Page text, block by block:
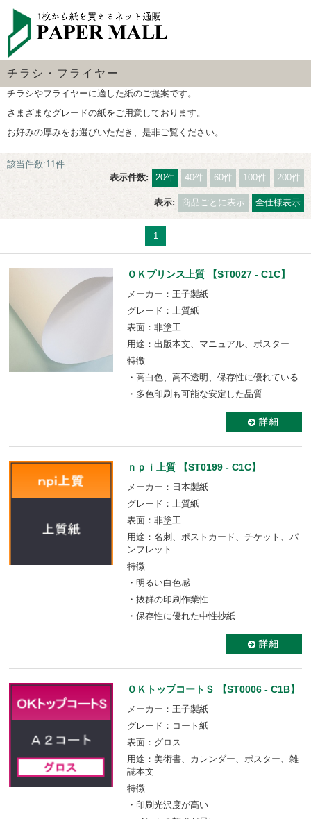
チラシ・フライヤー
チラシやフライヤーに適した紙のご提案です。
さまざまなグレードの紙をご用意しております。
お好みの厚みをお選びいただき、是非ご覧ください。
該当件数:11件
表示件数:
20件 40件 60件 100件 200件
表示: 商品ごとに表示 全仕様表示
1
ＯＫプリンス上質 【ST0027 - C1C】
メーカー：王子製紙
グレード：上質紙
表面：非塗工
用途：出版本文、マニュアル、ポスター
特徴
・高白色、高不透明、保存性に優れている
・多色印刷も可能な安定した品質
ｎｐｉ上質 【ST0199 - C1C】
メーカー：日本製紙
グレード：上質紙
表面：非塗工
用途：名刺、ポストカード、チケット、パ
ンフレット
特徴
・明るい白色感
・抜群の印刷作業性
・保存性に優れた中性抄紙
ＯＫトップコートＳ 【ST0006 - C1B】
メーカー：王子製紙
グレード：コート紙
表面：グロス
用途：美術書、カレンダー、ポスター、雑
誌本文
特徴
・印刷光沢度が高い